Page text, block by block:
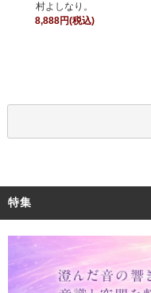
村よしなり。
8,888円(税込)
特集